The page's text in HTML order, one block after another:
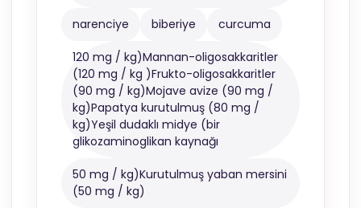
narenciye biberiye curcuma
120 mg / kg)Mannan-oligosakkaritler
(120 mg / kg )Frukto-oligosakkaritler
(90 mg / kg)Mojave avize (90 mg /
kg)Papatya kurutulmuş (80 mg /
kg)Yeşil dudaklı midye (bir
glikozaminoglikan kaynağı
50 mg / kg)Kurutulmuş yaban mersini
(50 mg / kg)